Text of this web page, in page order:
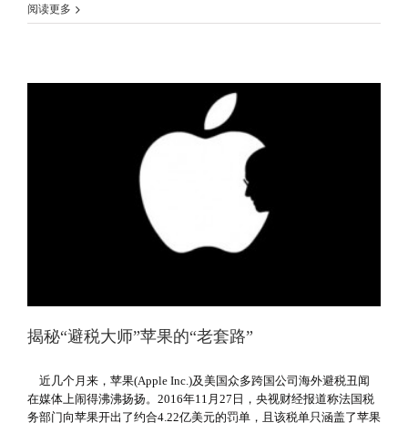
阅读更多
揭秘“避税大师”苹果的“老套路”
近几个月来，苹果(Apple Inc.)及美国众多跨国公司海外避税丑闻
在媒体上闹得沸沸扬扬。2016年11月27日，央视财经报道称法国税
务部门向苹果开出了约合4.22亿美元的罚单，且该税单只涵盖了苹果